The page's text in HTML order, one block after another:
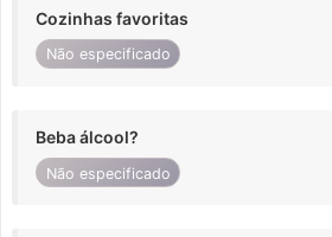
Cozinhas favoritas
Não especificado
Beba álcool?
Não especificado